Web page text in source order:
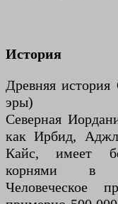
История
Древняя
эры)
Северная
как Ирбид,
Кайс, имеет
корнями в
Человеческое